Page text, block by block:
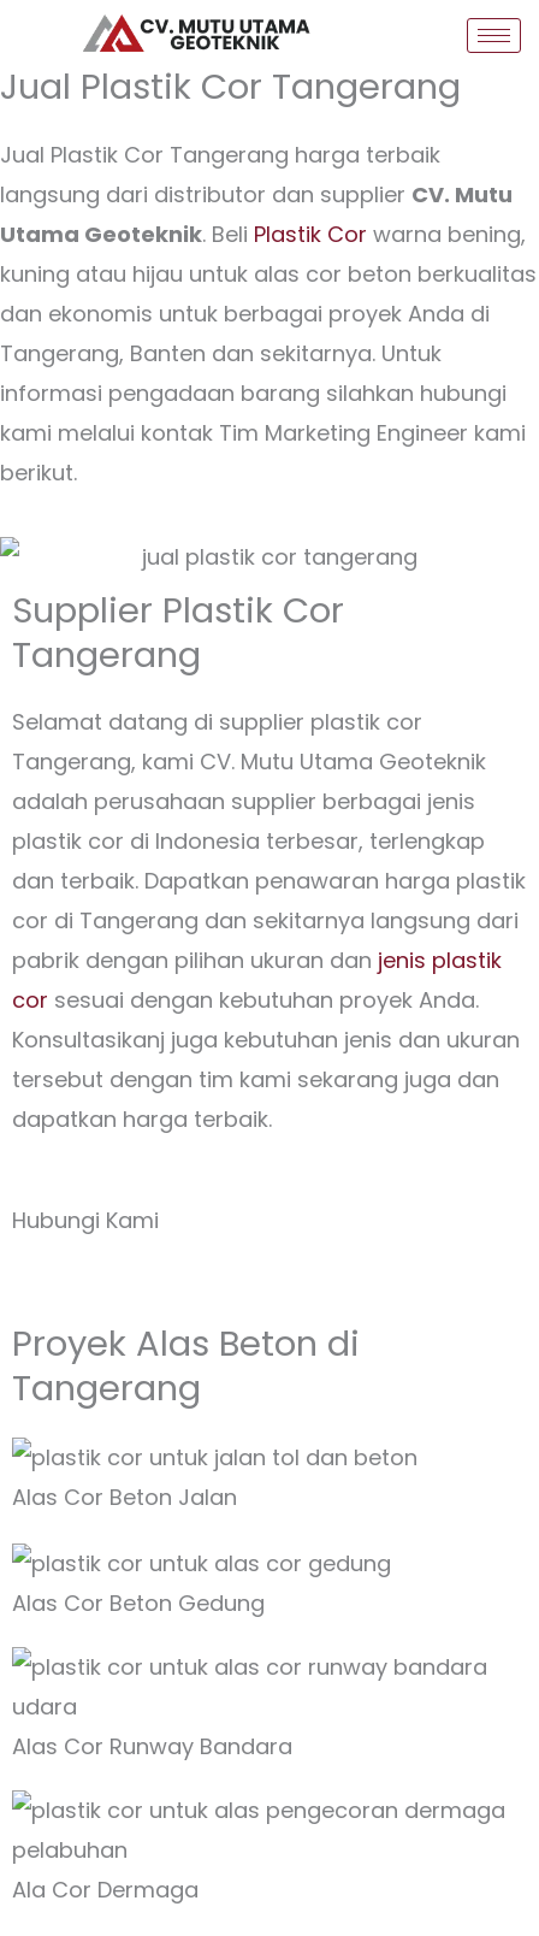
content
Jual Plastik Cor Tangerang
Jual Plastik Cor Tangerang harga terbaik
langsung dari distributor dan supplier CV. Mutu
Utama Geoteknik. Beli Plastik Cor warna bening,
kuning atau hijau untuk alas cor beton berkualitas
dan ekonomis untuk berbagai proyek Anda di
Tangerang, Banten dan sekitarnya. Untuk
informasi pengadaan barang silahkan hubungi
kami melalui kontak Tim Marketing Engineer kami
berikut.
Supplier Plastik Cor
Tangerang
Selamat datang di supplier plastik cor
Tangerang, kami CV. Mutu Utama Geoteknik
adalah perusahaan supplier berbagai jenis
plastik cor di Indonesia terbesar, terlengkap
dan terbaik. Dapatkan penawaran harga plastik
cor di Tangerang dan sekitarnya langsung dari
pabrik dengan pilihan ukuran dan jenis plastik
cor sesuai dengan kebutuhan proyek Anda.
Konsultasikanj juga kebutuhan jenis dan ukuran
tersebut dengan tim kami sekarang juga dan
dapatkan harga terbaik.
Hubungi Kami
Proyek Alas Beton di
Tangerang
Alas Cor Beton Jalan
Alas Cor Beton Gedung
Alas Cor Runway Bandara
Ala Cor Dermaga